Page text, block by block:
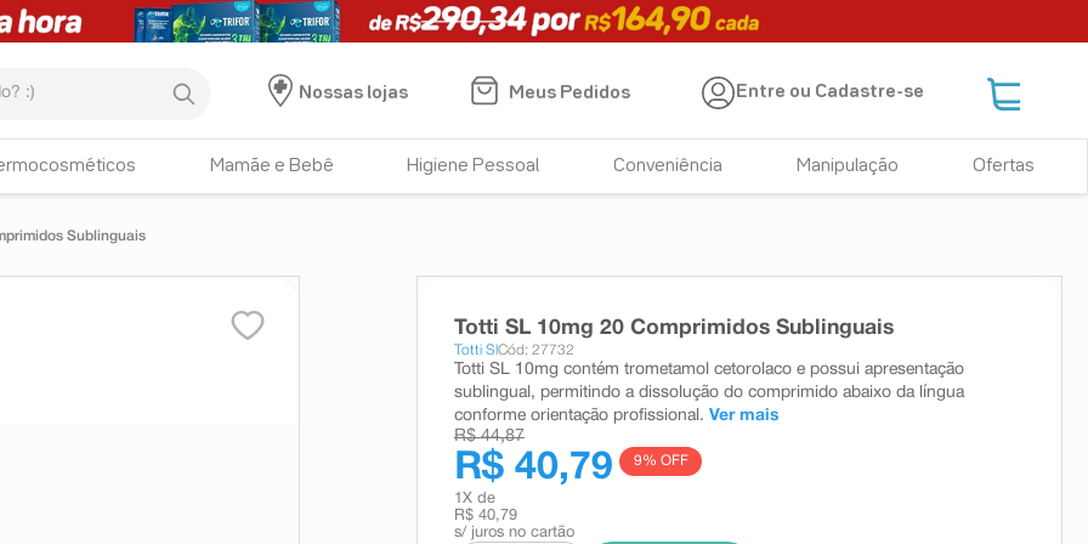
Nossas lojas
Meus Pedidos Entre ou Cadastre-se
Mamãe e Bebê Higiene Pessoal Conveniência Manipulação Ofertas
Sublinguais
Totti SL 10mg 20 Comprimidos Sublinguais
Totti Sl Cód: 27732
Totti SL 10mg contém trometamol cetorolaco e possui apresentação
sublingual, permitindo a dissolução do comprimido abaixo da língua
conforme orientação profissional. Ver mais
R$ 44,87
R$ 40,79 9% OFF
1 X de
R$ 40,79
s/ juros no cartão